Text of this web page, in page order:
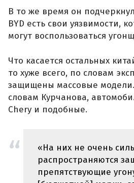
В то же время он
BYD есть свои уязвимости,
могут воспользоваться
Что касается остальных
то хуже всего, по словам
защищены массовые
словам Курчанова,
Chery и подобные.
«На них не очень
распространяются
препятствующие